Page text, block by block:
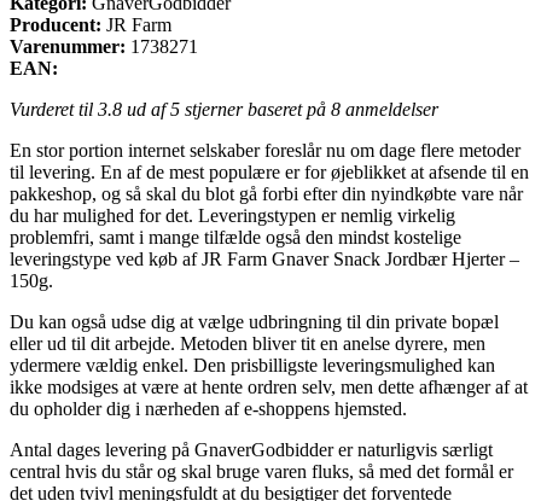
Producent: JR Farm
Varenummer: 1738271
EAN:
Vurderet til 3.8 ud af 5 stjerner baseret på 8 anmeldelser
En stor portion internet selskaber foreslår nu om dage flere metoder
til levering. En af de mest populære er for øjeblikket at afsende til en
pakkeshop, og så skal du blot gå forbi efter din nyindkøbte vare når
du har mulighed for det. Leveringstypen er nemlig virkelig
problemfri, samt i mange tilfælde også den mindst kostelige
leveringstype ved køb af JR Farm Gnaver Snack Jordbær Hjerter –
150g.
Du kan også udse dig at vælge udbringning til din private bopæl
eller ud til dit arbejde. Metoden bliver tit en anelse dyrere, men
ydermere vældig enkel. Den prisbilligste leveringsmulighed kan
ikke modsiges at være at hente ordren selv, men dette afhænger af at
du opholder dig i nærheden af e-shoppens hjemsted.
Antal dages levering på GnaverGodbidder er naturligvis særligt
central hvis du står og skal bruge varen fluks, så med det formål er
det uden tvivl meningsfuldt at du besigtiger det forventede